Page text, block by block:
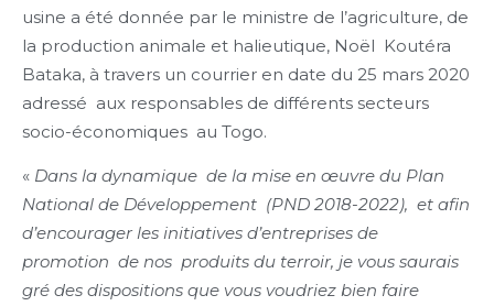
usine a été donnée par le ministre de l’agriculture, de
la production animale et halieutique, Noël Koutéra
Bataka, à travers un courrier en date du 25 mars 2020
adressé aux responsables de différents secteurs
socio-économiques au Togo.
« Dans la dynamique de la mise en œuvre du Plan
National de Développement (PND 2018-2022), et afin
d’encourager les initiatives d’entreprises de
promotion de nos produits du terroir, je vous saurais
gré des dispositions que vous voudriez bien faire